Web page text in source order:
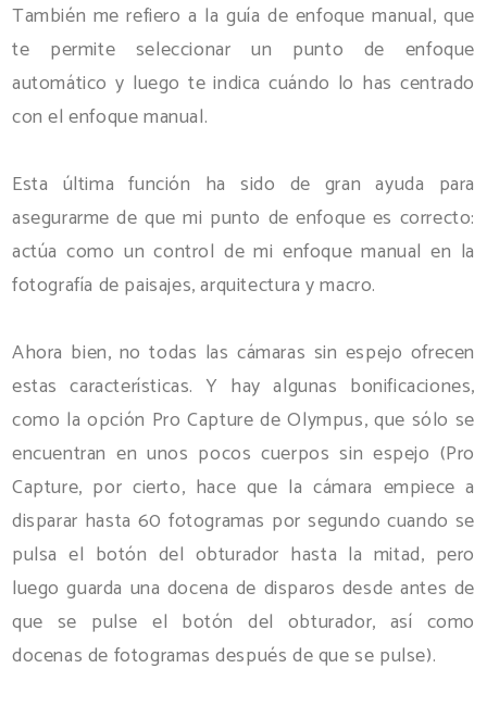
También me refiero a la guía de enfoque manual, que
te permite seleccionar un punto de enfoque
automático y luego te indica cuándo lo has centrado
con el enfoque manual.
Esta última función ha sido de gran ayuda para
asegurarme de que mi punto de enfoque es correcto:
actúa como un control de mi enfoque manual en la
fotografía de paisajes, arquitectura y macro.
Ahora bien, no todas las cámaras sin espejo ofrecen
estas características. Y hay algunas bonificaciones,
como la opción Pro Capture de Olympus, que sólo se
encuentran en unos pocos cuerpos sin espejo (Pro
Capture, por cierto, hace que la cámara empiece a
disparar hasta 60 fotogramas por segundo cuando se
pulsa el botón del obturador hasta la mitad, pero
luego guarda una docena de disparos desde antes de
que se pulse el botón del obturador, así como
docenas de fotogramas después de que se pulse).